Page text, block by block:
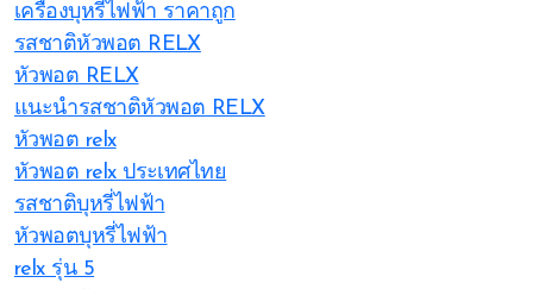
เครื่องบุหรี่ไฟฟ้า ราคาถูก
รสชาติหัวพอต RELX
หัวพอต RELX
แนะนำรสชาติหัวพอต RELX
หัวพอต relx
หัวพอต relx ประเทศไทย
รสชาติบุหรี่ไฟฟ้า
หัวพอตบุหรี่ไฟฟ้า
relx รุ่น 5